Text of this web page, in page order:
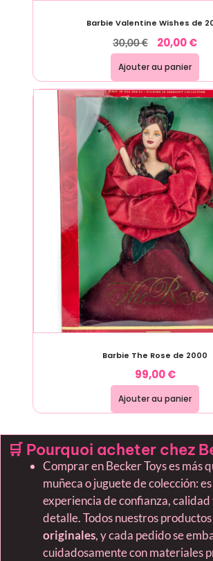
Barbie Valentine Wishes de
30,00€ 20,00€
Ajouter au panier
Barbie The Rose de 2000
99,00€
Ajouter au panier
🛒 Pourquoi acheter chez
Comprar en Becker Toys es más
muñeca o juguete de colección:
experiencia de confianza, calidad
detalle. Todos nuestros productos
originales, y cada pedido se
cuidadosamente con materiales